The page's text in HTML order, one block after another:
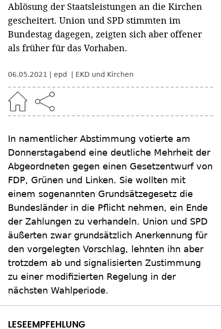
Ablösung der Staatsleistungen an die Kirchen
gescheitert. Union und SPD stimmten im
Bundestag dagegen, zeigten sich aber offener
als früher für das Vorhaben.
06.05.2021 epd EKD und Kirchen
In namentlicher Abstimmung votierte am
Donnerstagabend eine deutliche Mehrheit der
Abgeordneten gegen einen Gesetzentwurf von
FDP, Grünen und Linken. Sie wollten mit
einem sogenannten Grundsätzegesetz die
Bundesländer in die Pflicht nehmen, ein Ende
der Zahlungen zu verhandeln. Union und SPD
äußerten zwar grundsätzlich Anerkennung für
den vorgelegten Vorschlag, lehnten ihn aber
trotzdem ab und signalisierten Zustimmung
zu einer modifizierten Regelung in der
nächsten Wahlperiode.